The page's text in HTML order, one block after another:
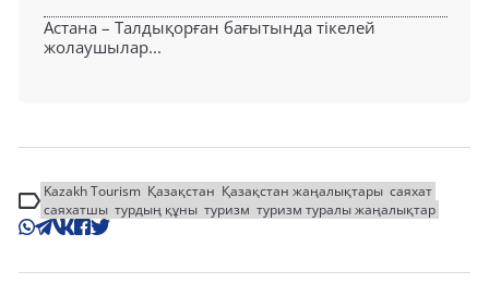
Астана – Талдықорған бағытында тікелей
жолаушылар...
Kazakh Tourism Қазақстан Қазақстан жаңалықтары саяхат
саяхатшы турдың құны туризм туризм туралы жаңалықтар